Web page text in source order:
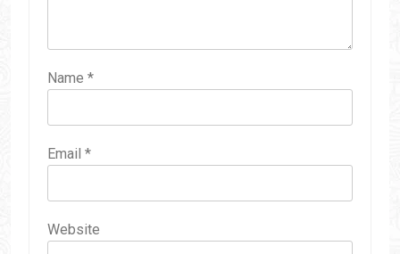
Name *
Email *
Website